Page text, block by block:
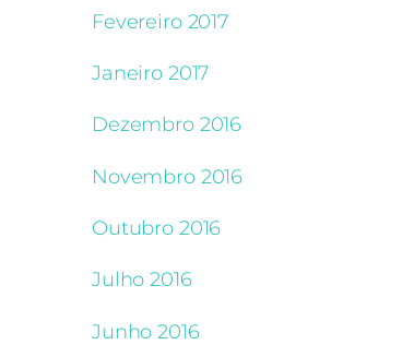
Fevereiro 2017
Janeiro 2017
Dezembro 2016
Novembro 2016
Outubro 2016
Julho 2016
Junho 2016